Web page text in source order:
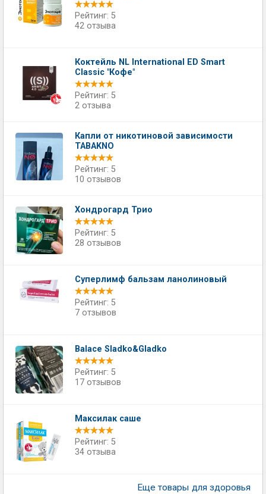
Рейтинг: 5
42 отзыва
Коктейль NL International ED Smart
Classic "Кофе"
Рейтинг: 5
2 отзыва
Капли от никотиновой зависимости
TABAKNO
Рейтинг: 5
10 отзывов
Хондрогард Трио
Рейтинг: 5
28 отзывов
Суперлимф бальзам ланолиновый
Рейтинг: 5
7 отзывов
Balace Sladko&Gladko
Рейтинг: 5
17 отзывов
Максилак саше
Рейтинг: 5
34 отзыва
Еще товары для здоровья